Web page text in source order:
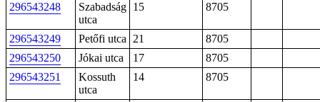
296543248
Szabadság
utca
15 8705
296543249 Petőfi utca 21
8705
296543250
Jókai utca 17
8705
296543251
Kossuth
utca
14 8705